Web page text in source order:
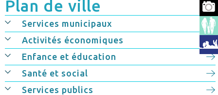
Plan de ville
Services municipaux
Activités économiques
Enfance et éducation
Santé et social
Services publics